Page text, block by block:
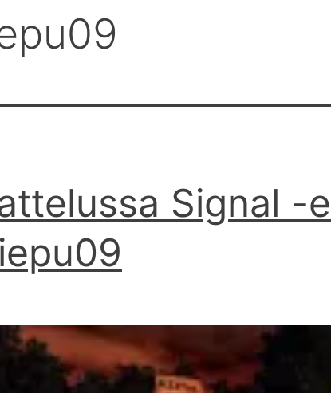
Signal -